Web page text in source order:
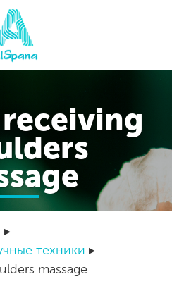
техники
massage